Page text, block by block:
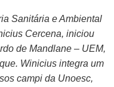
Sanitária e Ambiental
Cercena, iniciou
de Mandlane – UEM,
Winicius integra um
campi da Unoesc,